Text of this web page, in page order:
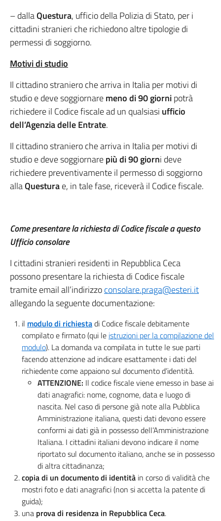
– dallaQuestura, ufficio della Polizia di Stato, per i
cittadini stranieri che richiedono altre tipologie di
permessi di soggiorno.
Motivi di studio
Il cittadino straniero che arriva in Italia per motivi di
studio e deve soggiornaremeno di 90 giornipotrà
richiedere il Codice fiscale ad un qualsiasi ufficio
dell’Agenzia delle Entrate.
Il cittadino straniero che arriva in Italia per motivi di
studio e deve soggiornarepiù di 90 giorni deve
richiedere preventivamente il permesso di soggiorno
allaQuesturae, in tale fase, riceverà il Codice fiscale.
Come presentare la richiesta di Codice fiscale a questo
Ufficio consolare
I cittadini stranieri residenti in Repubblica Ceca
possono presentare la richiesta di Codice fiscale
tramite email all’indirizzoconsolare.praga@esteri.it
allegando la seguente documentazione:
il modulo di richiestadi Codice fiscale debitamente
compilato e firmato (qui le istruzioni per la compilazione del
modulo). La domanda va compilata in tutte le sue parti
facendo attenzione ad indicare esattamente i dati del
richiedente come appaiono sul documento d’identità.
ATTENZIONE: Il codice fiscale viene emesso in base ai
dati anagrafici: nome, cognome, data e luogo di
nascita. Nel caso di persone già note alla Pubblica
Amministrazione italiana, questi dati devono essere
conformi ai dati già in possesso dell’Amministrazione
Italiana. I cittadini italiani devono indicare il nome
riportato sul documento italiano, anche se in possesso
di altra cittadinanza;
copia di un documento di identità in corso di validità che
mostri foto e dati anagrafici (non si accetta la patente di
guida);
una prova di residenza in Repubblica Ceca.